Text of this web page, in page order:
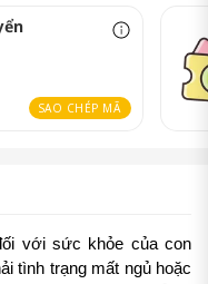
SAO CHÉP MÃ
với sức khỏe của con
tình trạng mất ngủ hoặc